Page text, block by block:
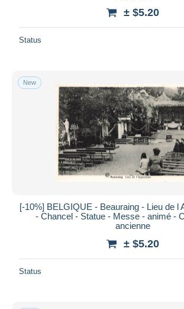
± $5.20
Status
New
[-10%] BELGIQUE - Beauraing - Lieu de l
- Chancel - Statue - Messe - animé -
ancienne
± $5.20
Status